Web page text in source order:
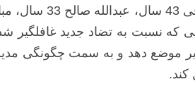
که نسبت به تضاد جدید
موضع دهد و به سمت چگونگی
کند.